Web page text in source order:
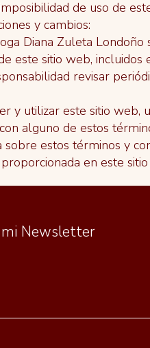
de uso de
y cambios:
Diana Zuleta
este sitio web, incluidos
revisar
y utilizar este sitio web,
alguno de estos
sobre estos términos y
en este
mi Newsletter